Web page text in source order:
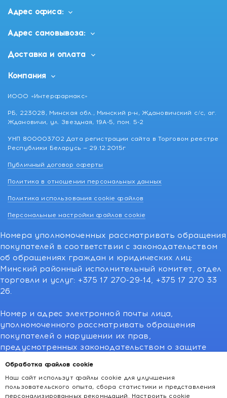
Обработка файлов cookie
Наш сайт использут файлы cookie для улучшения
пользовательского опыта, сбора статистики и представления
персонализированных рекомндаций. Настроить cookie
Адрес офиса:
Адрес самовывоза:
Доставка и оплата
Компания
ИООО «Интерфармакс»
РБ, 223028, Минская обл., Минский р-н, Ждановичский с/с, аг.
Ждановичи, ул. Звездная, 19А-5, пом. 5-2
УНП 800003702 Дата регистрации сайта в Торговом реестре
Республики Беларусь — 29.12.2015г
Публичный договор оферты
Политика в отношении персональных данных
Политика использования cookie файлов
Персональные настройки файлов cookie
Номера уполномоченных рассматривать обращения
покупателей в соответствии с законодательством
об обращениях граждан и юридических лиц:
Минский районный исполнительный комитет, отдел
торговли и услуг: +375 17 270-29-14, +375 17 270 33
26.
Номер и адрес электронной почты лица,
уполномоченного рассматривать обращения
покупателей о нарушении их прав,
предусмотренных законодательством о защите
операторов), info@kakvapteke.by